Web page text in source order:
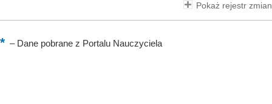
Pokaż rejestr zmian
–Dane pobrane z Portalu Nauczyciela